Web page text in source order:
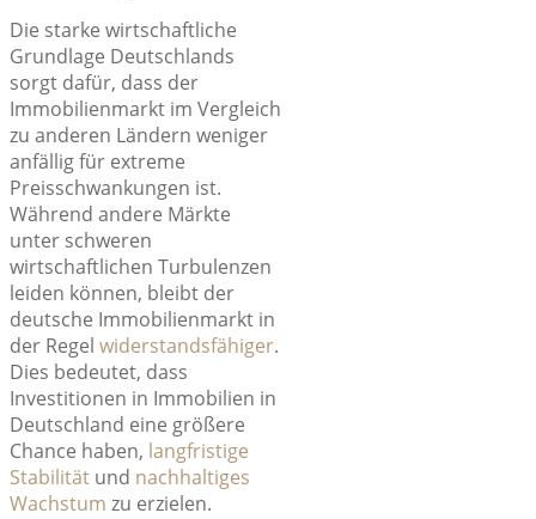
Die starke wirtschaftliche
Grundlage Deutschlands
sorgt dafür, dass der
Immobilienmarkt im Vergleich
zu anderen Ländern weniger
anfällig für extreme
Preisschwankungen ist.
Während andere Märkte
unter schweren
wirtschaftlichen Turbulenzen
leiden können, bleibt der
deutsche Immobilienmarkt in
der Regel widerstandsfähiger.
Dies bedeutet, dass
Investitionen in Immobilien in
Deutschland eine größere
Chance haben, langfristige
Stabilität und nachhaltiges
Wachstum zu erzielen.